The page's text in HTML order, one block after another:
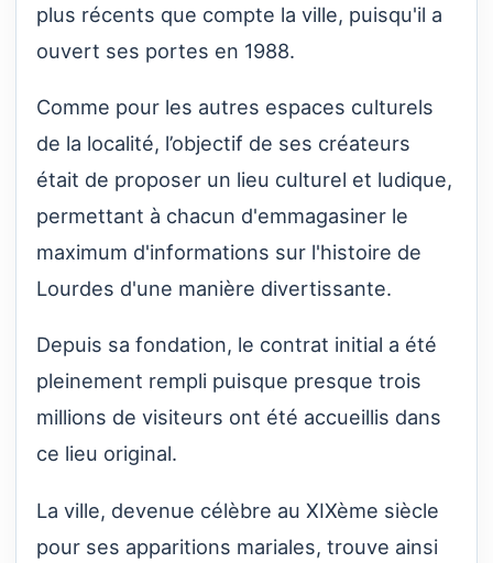
plus récents que compte la ville, puisqu'il a
ouvert ses portes en 1988.
Comme pour les autres espaces culturels
de la localité, l’objectif de ses créateurs
était de proposer un lieu culturel et ludique,
permettant à chacun d'emmagasiner le
maximum d'informations sur l'histoire de
Lourdes d'une manière divertissante.
Depuis sa fondation, le contrat initial a été
pleinement rempli puisque presque trois
millions de visiteurs ont été accueillis dans
ce lieu original.
La ville, devenue célèbre au XIXème siècle
pour ses apparitions mariales, trouve ainsi